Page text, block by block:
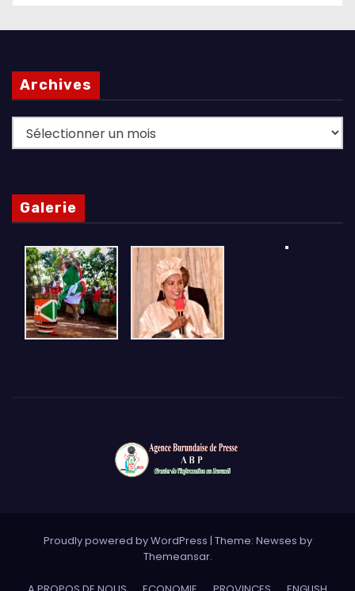
Archives
Archives
Galerie
Proudly powered by WordPress | Theme: Newses by
Themeansar.